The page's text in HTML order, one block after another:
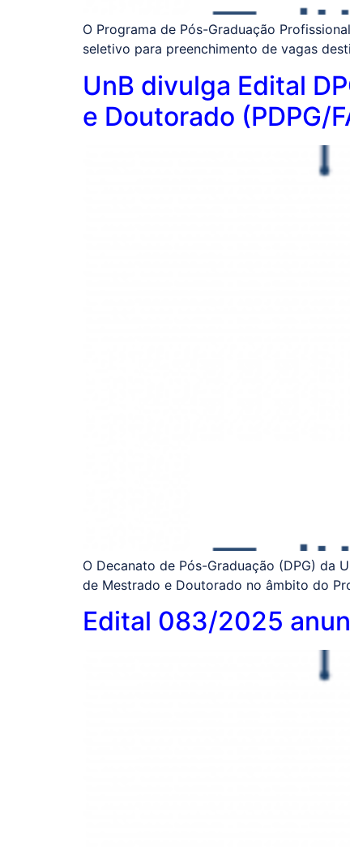
O Programa de Pós-Graduação
seletivo para preenchimento de vagas
UnB divulga Edital
e Doutorado (PDPG/
O Decanato de Pós-Graduação (DPG) da
de Mestrado e Doutorado no âmbito do
Edital 083/2025